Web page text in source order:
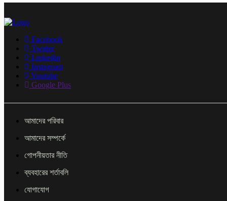
Facebook
Twitter
Linkedin
Instagram
Youtube
Google Plus
আমাদের পরিবার
আমাদের সম্পর্কে
গোপনীয়তার নীতি
ব্যবহারের শর্তাবলি
যোগাযোগ